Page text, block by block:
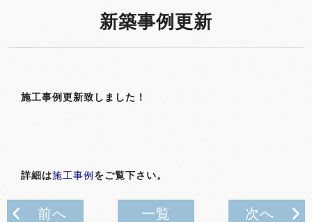
新築事例更新
施工事例更新致しました！
詳細は施工事例 をご覧下さい。
前へ 一覧 次へ